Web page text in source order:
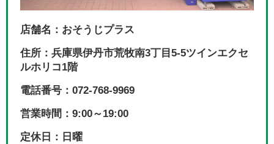
店舗名：おそうじプラス
住所：兵庫県伊丹市荒牧南3丁目5-5ツインエクセ
ルホリコ1階
電話番号：072-768-9969
営業時間：9:00～19:00
定休日：日曜